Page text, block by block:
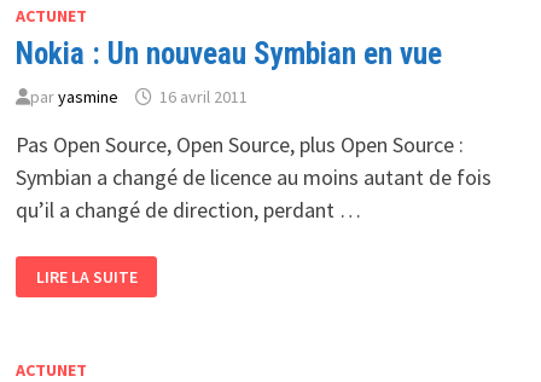
:
SERAIT
INTÉRESSÉ
ACTUNET
Nokia : Un nouveau Symbian en vue
paryasmine 16 avril 2011
Pas Open Source, Open Source, plus Open Source :
Symbian a changé de licence au moins autant de fois
qu’il a changé de direction, perdant …
:
UN
VUE
LIRE LA SUITE
ACTUNET